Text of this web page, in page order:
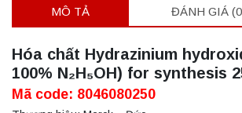
MÔ TẢ ĐÁNH GIÁ
Hóa chất Hydrazinium
100% N₂H₅OH) for synthesis
Mã code: 8046080250